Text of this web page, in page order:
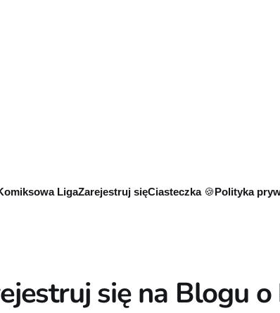
LigaZarejestruj sięCiasteczka 🍪Polityka
się na Blogu